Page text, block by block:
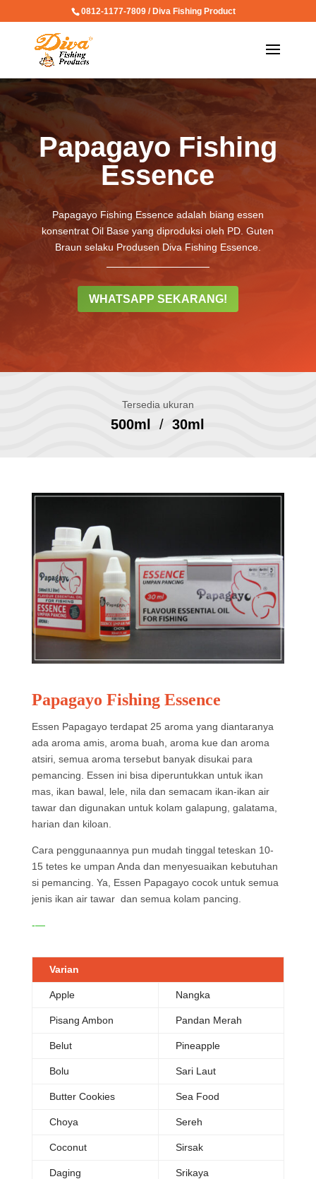
0812-1177-7809 / Diva Fishing Product
Papagayo Fishing
Essence
Papagayo Fishing Essence adalah biang essen
konsentrat Oil Base yang diproduksi oleh PD. Guten
Braun selaku Produsen Diva Fishing Essence.
WHATSAPP SEKARANG!
Tersedia ukuran
500ml /30ml
Papagayo Fishing Essence
Essen Papagayo terdapat 25 aroma yang diantaranya
ada aroma amis, aroma buah, aroma kue dan aroma
atsiri, semua aroma tersebut banyak disukai para
pemancing. Essen ini bisa diperuntukkan untuk ikan
mas, ikan bawal, lele, nila dan semacam ikan-ikan air
tawar dan digunakan untuk kolam galapung, galatama,
harian dan kiloan.
Cara penggunaannya pun mudah tinggal teteskan 10-
15 tetes ke umpan Anda dan menyesuaikan kebutuhan
si pemancing. Ya, Essen Papagayo cocok untuk semua
jenis ikan air tawar dan semua kolam pancing.
-—
Varian
Apple Nangka
Pisang Ambon Pandan Merah
Belut Pineapple
Bolu Sari Laut
Butter Cookies Sea Food
Choya Sereh
Coconut Sirsak
Daging Srikaya